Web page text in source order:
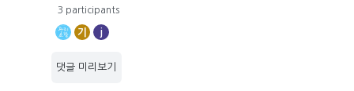
3 participants
기 j
댓글 미리보기